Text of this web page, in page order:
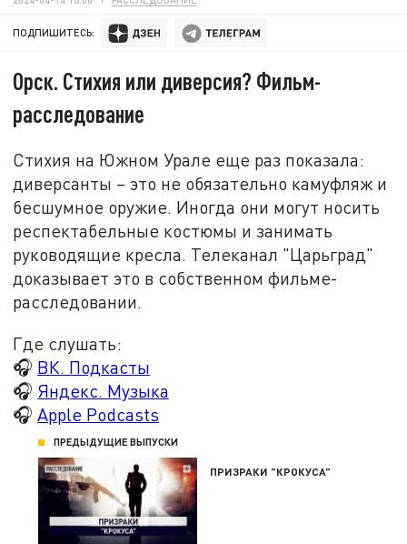
ПОДПИШИТЕСЬ:
Орск. Стихия или диверсия? Фильм-
расследование
Стихия на Южном Урале еще раз показала:
диверсанты – это не обязательно камуфляж и
бесшумное оружие. Иногда они могут носить
респектабельные костюмы и занимать
руководящие кресла. Телеканал "Царьград"
доказывает это в собственном фильме-
расследовании.
Где слушать:
🎧 ВК. Подкасты
🎧 Яндекс. Музыка
🎧 Apple Podcasts
ПРЕДЫДУЩИЕ ВЫПУСКИ
ПРИЗРАКИ "КРОКУСА"